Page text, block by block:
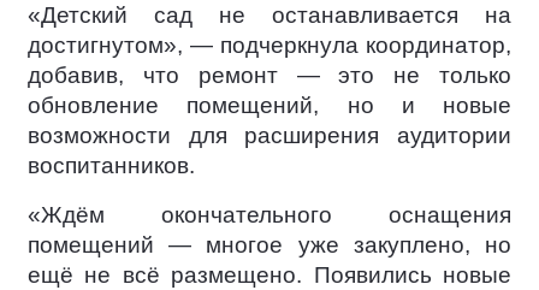
«Детский сад не останавливается на
достигнутом», — подчеркнула координатор,
добавив, что ремонт — это не только
обновление помещений, но и новые
возможности для расширения аудитории
воспитанников.
«Ждём окончательного оснащения
помещений — многое уже закуплено, но
ещё не всё размещено. Появились новые